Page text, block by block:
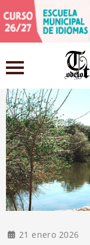
21 enero 2026